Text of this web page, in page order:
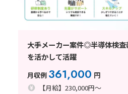
大手メーカー案件◎半導体検
を活かして活躍
月収例 361,000 円
【月給】230,000円～